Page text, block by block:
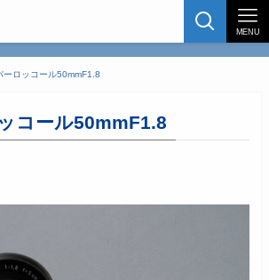
MENU
ーロッコール50mmF1.8
コール50mmF1.8